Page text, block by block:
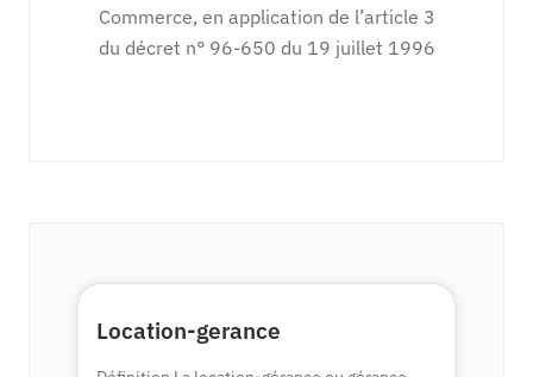
Commerce, en application de l’article 3
du décret n° 96-650 du 19 juillet 1996
Location-gerance